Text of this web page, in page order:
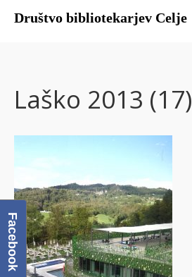
Društvo bibliotekarjev Celje
Člani DBC
Galerija
Laško 2013 (17)
Facebook